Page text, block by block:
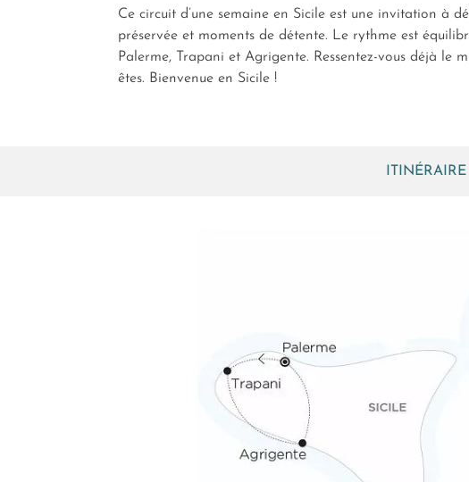
Ce circuit d’une semaine en Sicile est une invitation à
préservée et moments de détente. Le rythme est
Palerme, Trapani et Agrigente. Ressentez-vous déjà le
êtes. Bienvenue en Sicile !
ITINÉRAIRE